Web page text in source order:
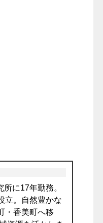
に17年勤務。
立。自然豊かな
・香美町へ移